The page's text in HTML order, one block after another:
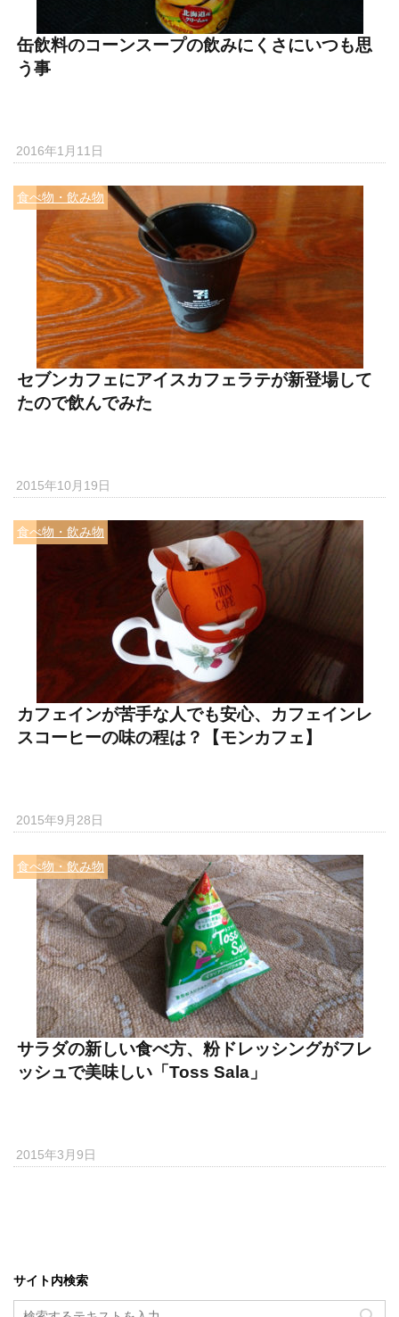
缶飲料のコーンスープの飲みにくさにいつも思
う事
2016年1月11日
食べ物・飲み物
セブンカフェにアイスカフェラテが新登場して
たので飲んでみた
2015年10月19日
食べ物・飲み物
カフェインが苦手な人でも安心、カフェインレ
スコーヒーの味の程は？【モンカフェ】
2015年9月28日
食べ物・飲み物
サラダの新しい食べ方、粉ドレッシングがフレ
ッシュで美味しい「Toss Sala」
2015年3月9日
サイト内検索